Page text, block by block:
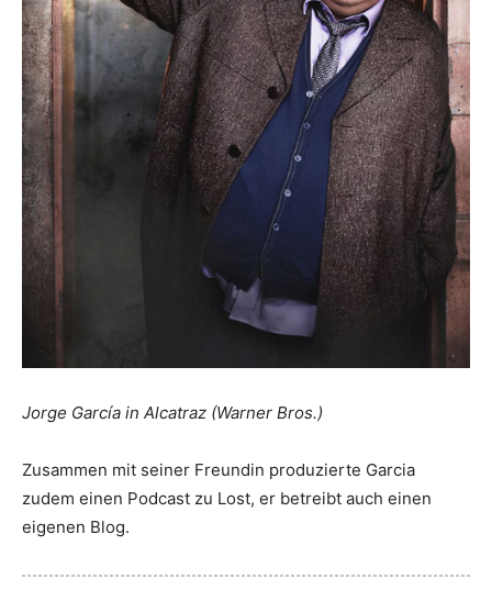
Jorge García in Alcatraz (Warner Bros.)
Zusammen mit seiner Freundin produzierte Garcia
zudem einen Podcast zu Lost, er betreibt auch einen
eigenen Blog.